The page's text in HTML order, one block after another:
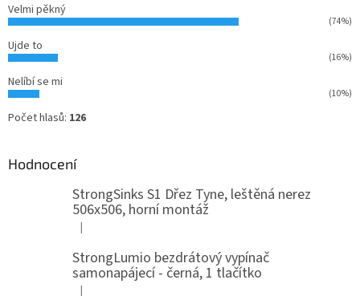
Velmi pěkný
(74%)
Ujde to
(16%)
Nelíbí se mi
(10%)
Počet hlasů: 126
Hodnocení
StrongSinks S1 Dřez Tyne, leštěná nerez
506x506, horní montáž
Hodnocení produktu je 5 z 5 hvězdiček.
|
StrongLumio bezdrátový vypínač
samonapájecí - černá, 1 tlačítko
|